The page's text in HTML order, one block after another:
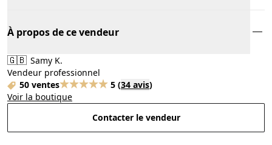
À propos de ce vendeur
🇬🇧 Samy K.
Vendeur professionnel
50 ventes
5 (34 avis)
Voir la boutique
Contacter le vendeur